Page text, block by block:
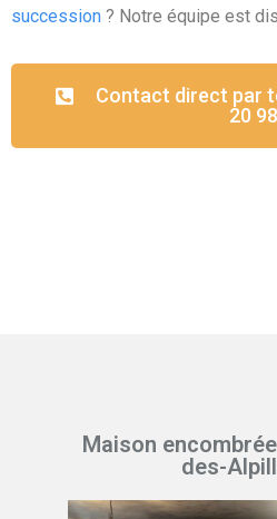
succession ? Notre équipe est
Contact direct par
20
Maison
des-